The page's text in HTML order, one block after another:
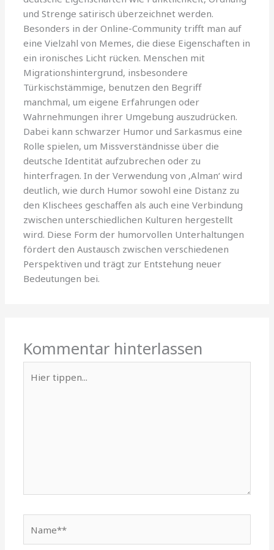
und Strenge satirisch überzeichnet werden.
Besonders in der Online-Community trifft man auf
eine Vielzahl von Memes, die diese Eigenschaften in
ein ironisches Licht rücken. Menschen mit
Migrationshintergrund, insbesondere
Türkischstämmige, benutzen den Begriff
manchmal, um eigene Erfahrungen oder
Wahrnehmungen ihrer Umgebung auszudrücken.
Dabei kann schwarzer Humor und Sarkasmus eine
Rolle spielen, um Missverständnisse über die
deutsche Identität aufzubrechen oder zu
hinterfragen. In der Verwendung von ‚Alman‘ wird
deutlich, wie durch Humor sowohl eine Distanz zu
den Klischees geschaffen als auch eine Verbindung
zwischen unterschiedlichen Kulturen hergestellt
wird. Diese Form der humorvollen Unterhaltungen
fördert den Austausch zwischen verschiedenen
Perspektiven und trägt zur Entstehung neuer
Bedeutungen bei.
Kommentar hinterlassen
tippen...